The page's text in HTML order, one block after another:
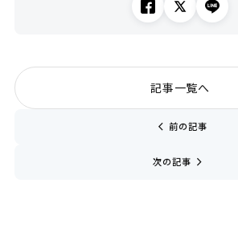
chevron_left 前の記事
記事一覧へ
次の記事 navigate_next